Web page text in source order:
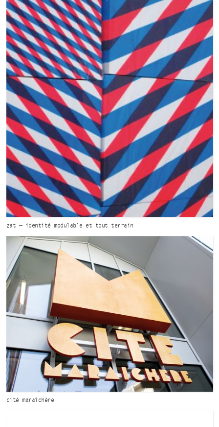
zat — identité modulable et tout terrain
cité maraîchère